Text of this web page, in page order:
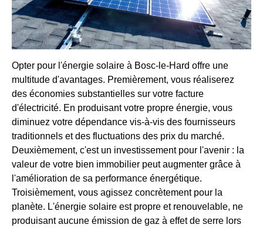
Opter pour l'énergie solaire à Bosc-le-Hard offre une
multitude d'avantages. Premièrement, vous réaliserez
des économies substantielles sur votre facture
d'électricité. En produisant votre propre énergie, vous
diminuez votre dépendance vis-à-vis des fournisseurs
traditionnels et des fluctuations des prix du marché.
Deuxièmement, c'est un investissement pour l'avenir : la
valeur de votre bien immobilier peut augmenter grâce à
l'amélioration de sa performance énergétique.
Troisièmement, vous agissez concrètement pour la
planète. L'énergie solaire est propre et renouvelable, ne
produisant aucune émission de gaz à effet de serre lors